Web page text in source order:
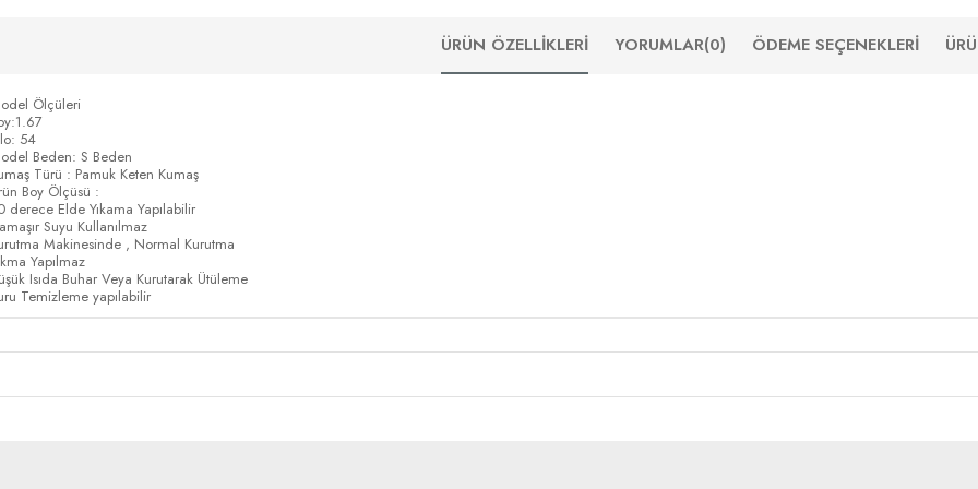
ÜRÜN ÖZELLIKLERI YORUMLAR(0) ÖDEME SEÇENEKLERI
Ölçüleri
54
Beden: S Beden
Türü : Pamuk Keten Kumaş
Boy Ölçüsü :
derece Elde Yıkama Yapılabilir
Suyu Kullanılmaz
Makinesinde , Normal Kurutma
Yapılmaz
Isıda Buhar Veya Kurutarak Ütüleme
Temizleme yapılabilir